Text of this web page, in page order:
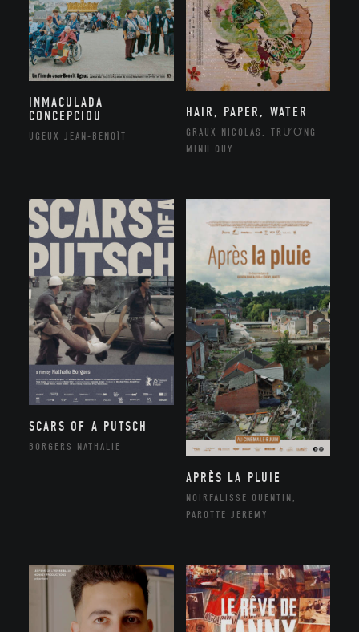
INMACULADA
CONCEPCIOU
UGEUX JEAN-BENOÎT
HAIR, PAPER, WATER
GRAUX NICOLAS, TRƯƠNG
MINH QUÝ
SCARS OF A PUTSCH
BORGERS NATHALIE
APRÈS LA PLUIE
NOIRFALISSE QUENTIN,
PAROTTE JEREMY